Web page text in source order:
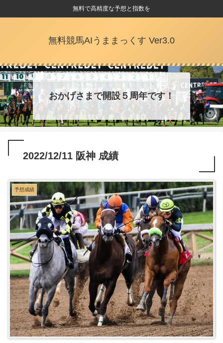
無料で高精度な予想と指数を
無料競馬AIうままっくす Ver3.0
おかげさまで開設５周年です！
2022/12/11 阪神 成績
予想成績